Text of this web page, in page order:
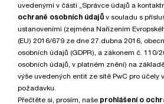
uvedenými v části „Správce údajů a
ochraně osobních údajů v souladu s
ustanoveními (zejména Nařízením
(EU) 2016/679 ze dne 27.dubna 2016,
osobních údajů (GDPR), a zákonem č. 110/
osobních údajů, v platném znění) na
výše uvedených entit ze sítě PwC pro účely
požadavku.
Přečtěte si, prosím, naše prohlášení o